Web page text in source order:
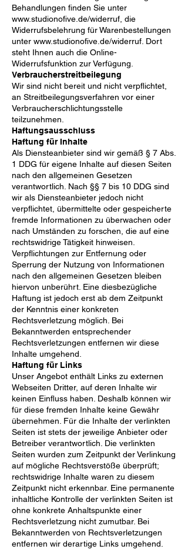
Behandlungen finden Sie unter
www.studionofive.de/widerruf, die
Widerrufsbelehrung für Warenbestellungen
unter www.studionofive.de/widerruf. Dort
steht Ihnen auch die Online-
Widerrufsfunktion zur Verfügung.
Verbraucherstreitbeilegung
Wir sind nicht bereit und nicht verpflichtet,
an Streitbeilegungsverfahren vor einer
Verbraucherschlichtungsstelle
teilzunehmen.
Haftungsausschluss
Haftung für Inhalte
Als Diensteanbieter sind wir gemäß § 7 Abs.
1 DDG für eigene Inhalte auf diesen Seiten
nach den allgemeinen Gesetzen
verantwortlich. Nach §§ 7 bis 10 DDG sind
wir als Diensteanbieter jedoch nicht
verpflichtet, übermittelte oder gespeicherte
fremde Informationen zu überwachen oder
nach Umständen zu forschen, die auf eine
rechtswidrige Tätigkeit hinweisen.
Verpflichtungen zur Entfernung oder
Sperrung der Nutzung von Informationen
nach den allgemeinen Gesetzen bleiben
hiervon unberührt. Eine diesbezügliche
Haftung ist jedoch erst ab dem Zeitpunkt
der Kenntnis einer konkreten
Rechtsverletzung möglich. Bei
Bekanntwerden entsprechender
Rechtsverletzungen entfernen wir diese
Inhalte umgehend.
Haftung für Links
Unser Angebot enthält Links zu externen
Webseiten Dritter, auf deren Inhalte wir
keinen Einfluss haben. Deshalb können wir
für diese fremden Inhalte keine Gewähr
übernehmen. Für die Inhalte der verlinkten
Seiten ist stets der jeweilige Anbieter oder
Betreiber verantwortlich. Die verlinkten
Seiten wurden zum Zeitpunkt der Verlinkung
auf mögliche Rechtsverstöße überprüft;
rechtswidrige Inhalte waren zu diesem
Zeitpunkt nicht erkennbar. Eine permanente
inhaltliche Kontrolle der verlinkten Seiten ist
ohne konkrete Anhaltspunkte einer
Rechtsverletzung nicht zumutbar. Bei
Bekanntwerden von Rechtsverletzungen
entfernen wir derartige Links umgehend.